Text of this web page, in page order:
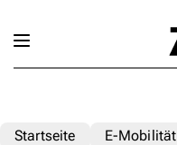
Startseite E-Mobilität